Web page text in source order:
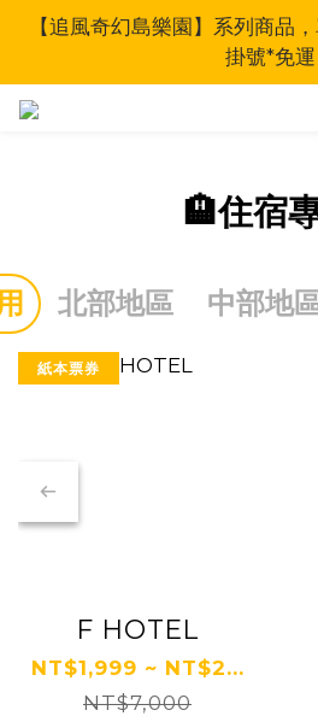
【追風奇幻島樂園】系列商品
掛號*免運
🏨住宿
北部地區 中部地
紙本票券
F HOTEL
NT$1,999 ~ NT$2...
NT$7,000